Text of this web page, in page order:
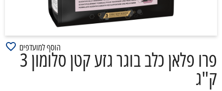
פרו פלאן כלב בוגר גזע קטן סלומון 3
ק"ג
הוסף למועדפים